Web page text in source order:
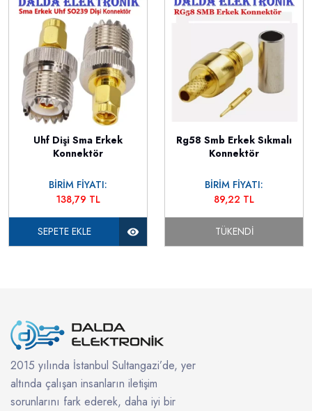
Uhf Dişi Sma Erkek
Konnektör
BİRİM FİYATI:
138,79 TL
SEPETE EKLE
Rg58 Smb Erkek Sıkmalı
Konnektör
BİRİM FİYATI:
89,22 TL
TÜKENDI
2015 yılında İstanbul Sultangazi’de, yer
altında çalışan insanların iletişim
sorunlarını fark ederek, daha iyi bir